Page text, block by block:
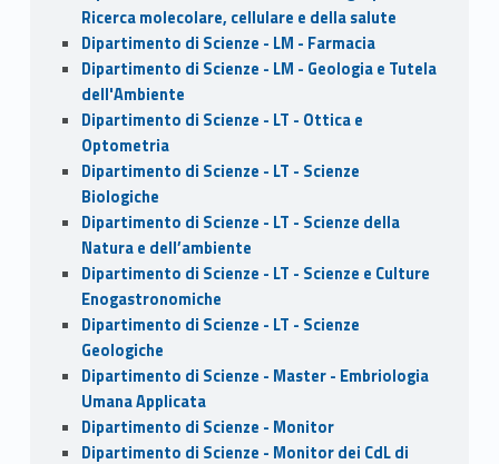
Ricerca molecolare, cellulare e della salute
Dipartimento di Scienze - LM - Farmacia
Dipartimento di Scienze - LM - Geologia e Tutela
dell'Ambiente
Dipartimento di Scienze - LT - Ottica e
Optometria
Dipartimento di Scienze - LT - Scienze
Biologiche
Dipartimento di Scienze - LT - Scienze della
Natura e dell’ambiente
Dipartimento di Scienze - LT - Scienze e Culture
Enogastronomiche
Dipartimento di Scienze - LT - Scienze
Geologiche
Dipartimento di Scienze - Master - Embriologia
Umana Applicata
Dipartimento di Scienze - Monitor
Dipartimento di Scienze - Monitor dei CdL di